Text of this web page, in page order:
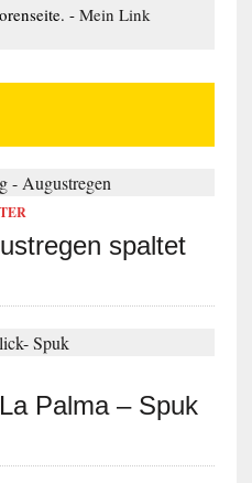
-Mein Link
spaltet
Palma – Spuk